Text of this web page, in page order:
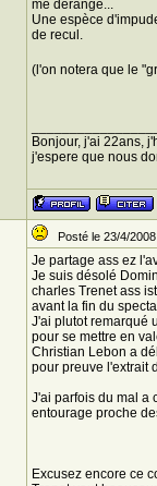
me dérange...
Une espèce
de recul.
(l'on notera que le
Bonjour, j'ai 22ans,
j'espere que nous
Posté le 23/4/
Je partage ass ez
Je suis désolé
charles Trenet ass
avant la fin du
J'ai plutot remarqué
pour se mettre en
Christian Lebon a
pour preuve l'extrait
J'ai parfois du mal a
entourage proche
Excusez encore ce